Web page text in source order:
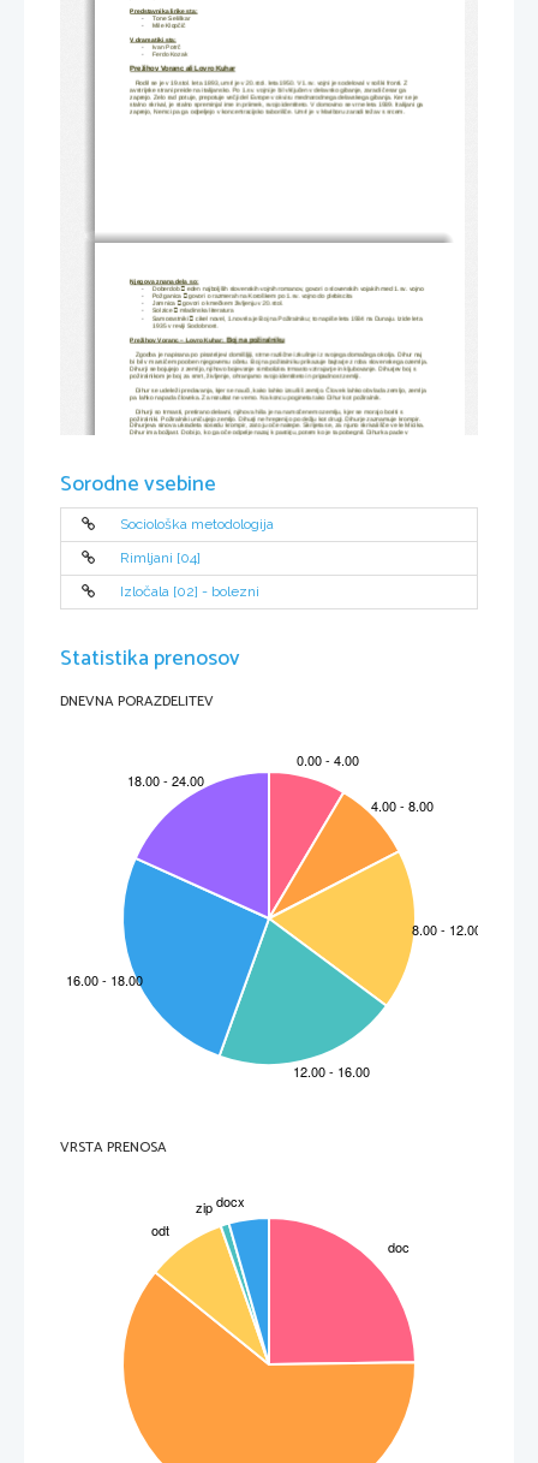
Predstavnika lirike sta:
-
Tone Seliškar
-
Mile Klopčič
V dramatiki sta:
-
Ivan Potrč
-
Ferdo Kozak
Prežihov Voranc ali Lovro Kuhar
   Rodil se je v 19.stol. leta 1893, umrl je v 20.stol. leta 1950. V 1.sv. vojni je sodeloval v soški fronti. Z
avstrijske strani preide na italijansko. Po 1.sv. vojni je bil vključen v delavsko gibanje, zaradi česar ga
zaprejo. Zelo rad potuje, prepotuje večji del Evrope v okviru mednarodnega delavskega gibanja. Ker se je
stalno skrival, je stalno spreminjal ime in priimek, svojo identiteto. V domovino se vrne leta 1939. Italijani ga
zaprejo, Nemci pa ga odpeljejo v koncentracijsko taborišče. Umrl je v Mariboru zaradi težav s srcem.
Njegova znana dela so:
-
Doberdob  eden najboljših slovenskih vojnih romanov, govori o slovenskih vojakih med 1.sv. vojno
-
Požganica  govori o razmerah na Koroškem po 1.sv. vojno do plebiscita
-
Jamnica  govori o kmečkem življenju v 20.stol.
-
Solzice  mladinska literatura
Samorastniki  cikel novel, 1.novela je Boj na Požiralniku; to napiše leta 1934 na Dunaju. Izide leta
1935 v reviji Sodobnost.
Prežihov Voranc – Lovro Kuhar: Boj na požiralniku
   Zgodba je napisana po pisateljevi domišljiji, strne različne izkušnje iz svojega domačega okolja. Dihur naj
bi bil v marsičem pooben njegovemu očetu. Boj na požiralniku prikazuje bajtarje z roba slovenskega ozemlja.
Dihurji se bojujejo z zemljo, njihovo bojevanje simbolizira trmasto vztrajanje in kljubovanje. Dihurjev boj s
požiralnikom je boj za smrt, življenje, ohranjamo svojo identiteto in pripadnost zemlji.
   Dihur se udeleži predavanja, kjer se nauči, kako lahko izsušiš zemljo. Človek lahko obvlada zemljo, zemlja
pa lahko napada človeka. Za rezultat ne vemo. Na koncu pogineta tako Dihur kot požiralnik.
   Dihurji so trmasti, pretirano delavni, njihova hiša je na namočenem ozemlju, kjer se morajo boriti s
požiralniki. Požiralniki uničujejo zemljo. Dihurji ne hrepenijo po dežju kot drugi. Dihurje zaznamuje krompir.
Dihurjeva sinova ukradeta sosedu krompir, zato ju oče natepe. Skrijeta se, za njuno skrivališče ve le Micika.
Dihur ima božjast. Dobi jo, ko ga oče odpelje nazaj k pastirju, potem ko je ta pobegnil. Dihurka pade v
in suhi. Dihurji svoje živali zelo mučijo, zato oba vola pogineta. Dihurjevi otroci ne želijo, da bi kdo vedel za
očetovo smrt. Povedo le Sušniku. Nato pridejo vsi na dvorišče. Zemljo prodajo.
Sorodne vsebine
Sociološka metodologija
Rimljani [04]
Izločala [02] - bolezni
Statistika prenosov
DNEVNA PORAZDELITEV
VRSTA PRENOSA